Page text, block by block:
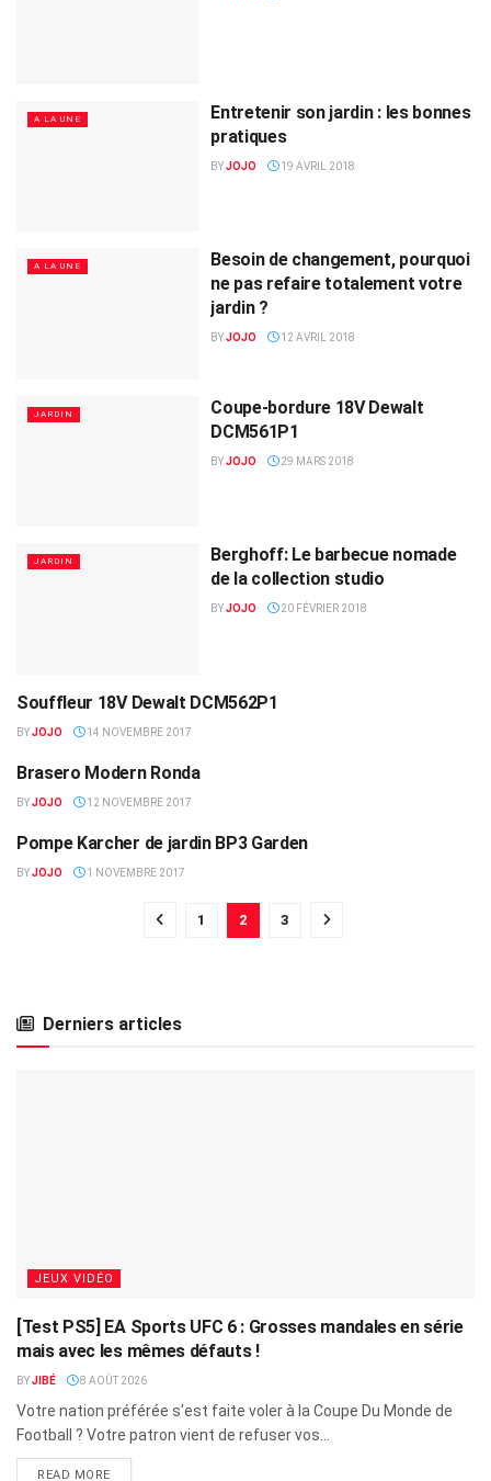
A LA UNE
Entretenir son jardin : les bonnes
pratiques
BYJOJO 19 AVRIL 2018
A LA UNE
Besoin de changement, pourquoi
ne pas refaire totalement votre
jardin ?
BYJOJO 12 AVRIL 2018
JARDIN
Coupe-bordure 18V Dewalt
DCM561P1
BYJOJO 29 MARS 2018
JARDIN
Berghoff: Le barbecue nomade
de la collection studio
BYJOJO 20 FÉVRIER 2018
JARDIN
Souffleur 18V Dewalt DCM562P1
BYJOJO 14 NOVEMBRE 2017
JARDIN
Brasero Modern Ronda
BYJOJO 12 NOVEMBRE 2017
JARDIN
Pompe Karcher de jardin BP3 Garden
BYJOJO 1 NOVEMBRE 2017
1 2 3
Derniers articles
JEUX VIDÉO
[Test PS5] EA Sports UFC 6 : Grosses mandales en série
mais avec les mêmes défauts !
BYJIBÉ 8 AOÛT 2026
Votre nation préférée s'est faite voler à la Coupe Du Monde de
Football ? Votre patron vient de refuser vos...
READ MORE